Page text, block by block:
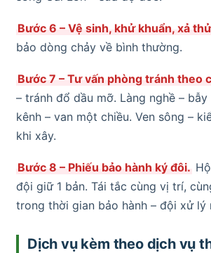
Bước 6 – Vệ sinh, khử khuẩn, xả
bảo dòng chảy về bình thường.
Bước 7 – Tư vấn phòng tránh theo
– tránh đổ dầu mỡ. Làng nghề –
kênh – van một chiều. Ven sông –
khi xây.
Bước 8 – Phiếu bảo hành ký đôi.
đội giữ 1 bản. Tái tắc cùng vị trí,
trong thời gian bảo hành – đội xử lý
Dịch vụ kèm theo dịch vụ